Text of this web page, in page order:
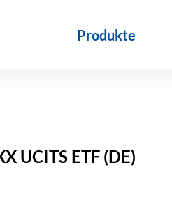
Produkte
UCITS ETF (DE)